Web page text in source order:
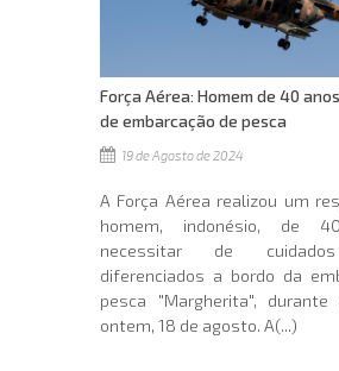
Força Aérea: Homem de 40
de embarcação de pesca
19 de Agosto de 2024
A Força Aérea realizou um
homem, indonésio, de
necessitar de
diferenciados a bordo da
pesca "Margherita",
ontem, 18 de agosto. A(...)